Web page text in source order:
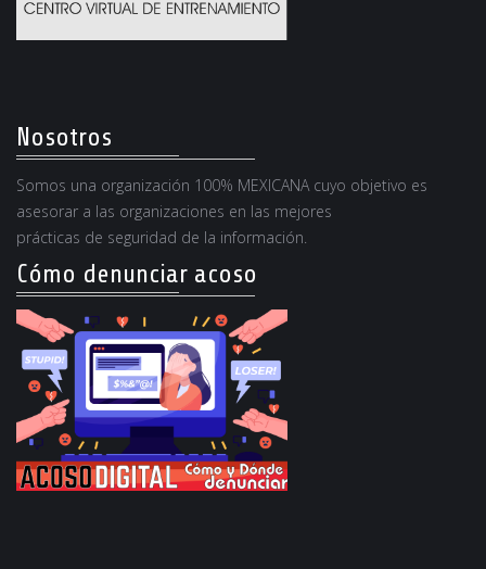
Nosotros
Somos una organización 100% MEXICANA cuyo objetivo es
asesorar a las organizaciones en las mejores
prácticas de seguridad de la información.
Cómo denunciar acoso